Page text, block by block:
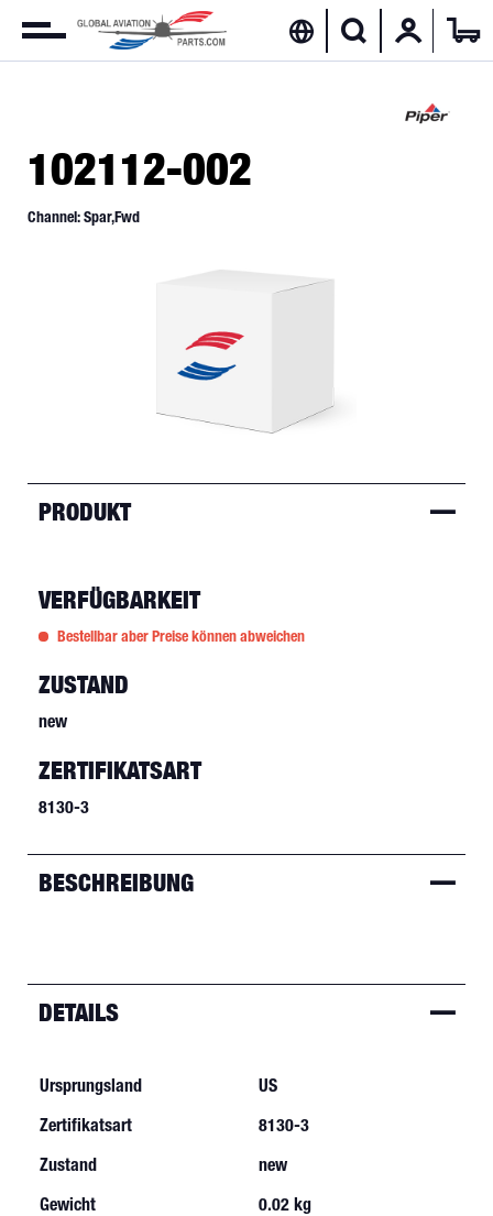
102112-002
Channel: Spar,Fwd
PRODUKT
VERFÜGBARKEIT
Bestellbar aber Preise können abweichen
ZUSTAND
new
ZERTIFIKATSART
8130-3
BESCHREIBUNG
DETAILS
Ursprungsland
US
Zertifikatsart
8130-3
Zustand
new
Gewicht
0.02 kg